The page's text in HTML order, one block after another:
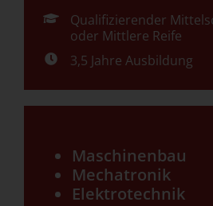
Qualifizierender
oder Mittlere Reife
3,5 Jahre Ausbildung
Maschinenbau
Mechatronik
Elektrotechnik